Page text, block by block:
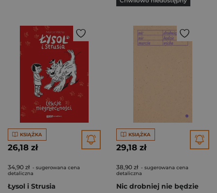
KSIĄŻKA
26,18 zł
34,90 zł - sugerowana cena
detaliczna
Łysol i Strusia
KSIĄŻKA
29,18 zł
38,90 zł - sugerowana cena
detaliczna
Nic drobniej nie będzie